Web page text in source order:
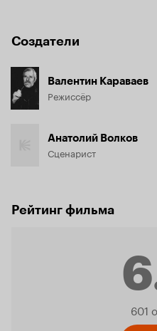
Создатели
Валентин Караваев
Режиссёр
Анатолий Волков
Сценарист
Рейтинг фильма
601